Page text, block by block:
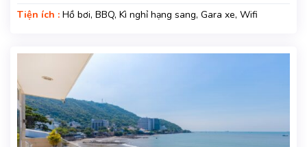
Tiện ích : Hồ bơi, BBQ, Kì nghỉ hạng sang, Gara xe, Wifi